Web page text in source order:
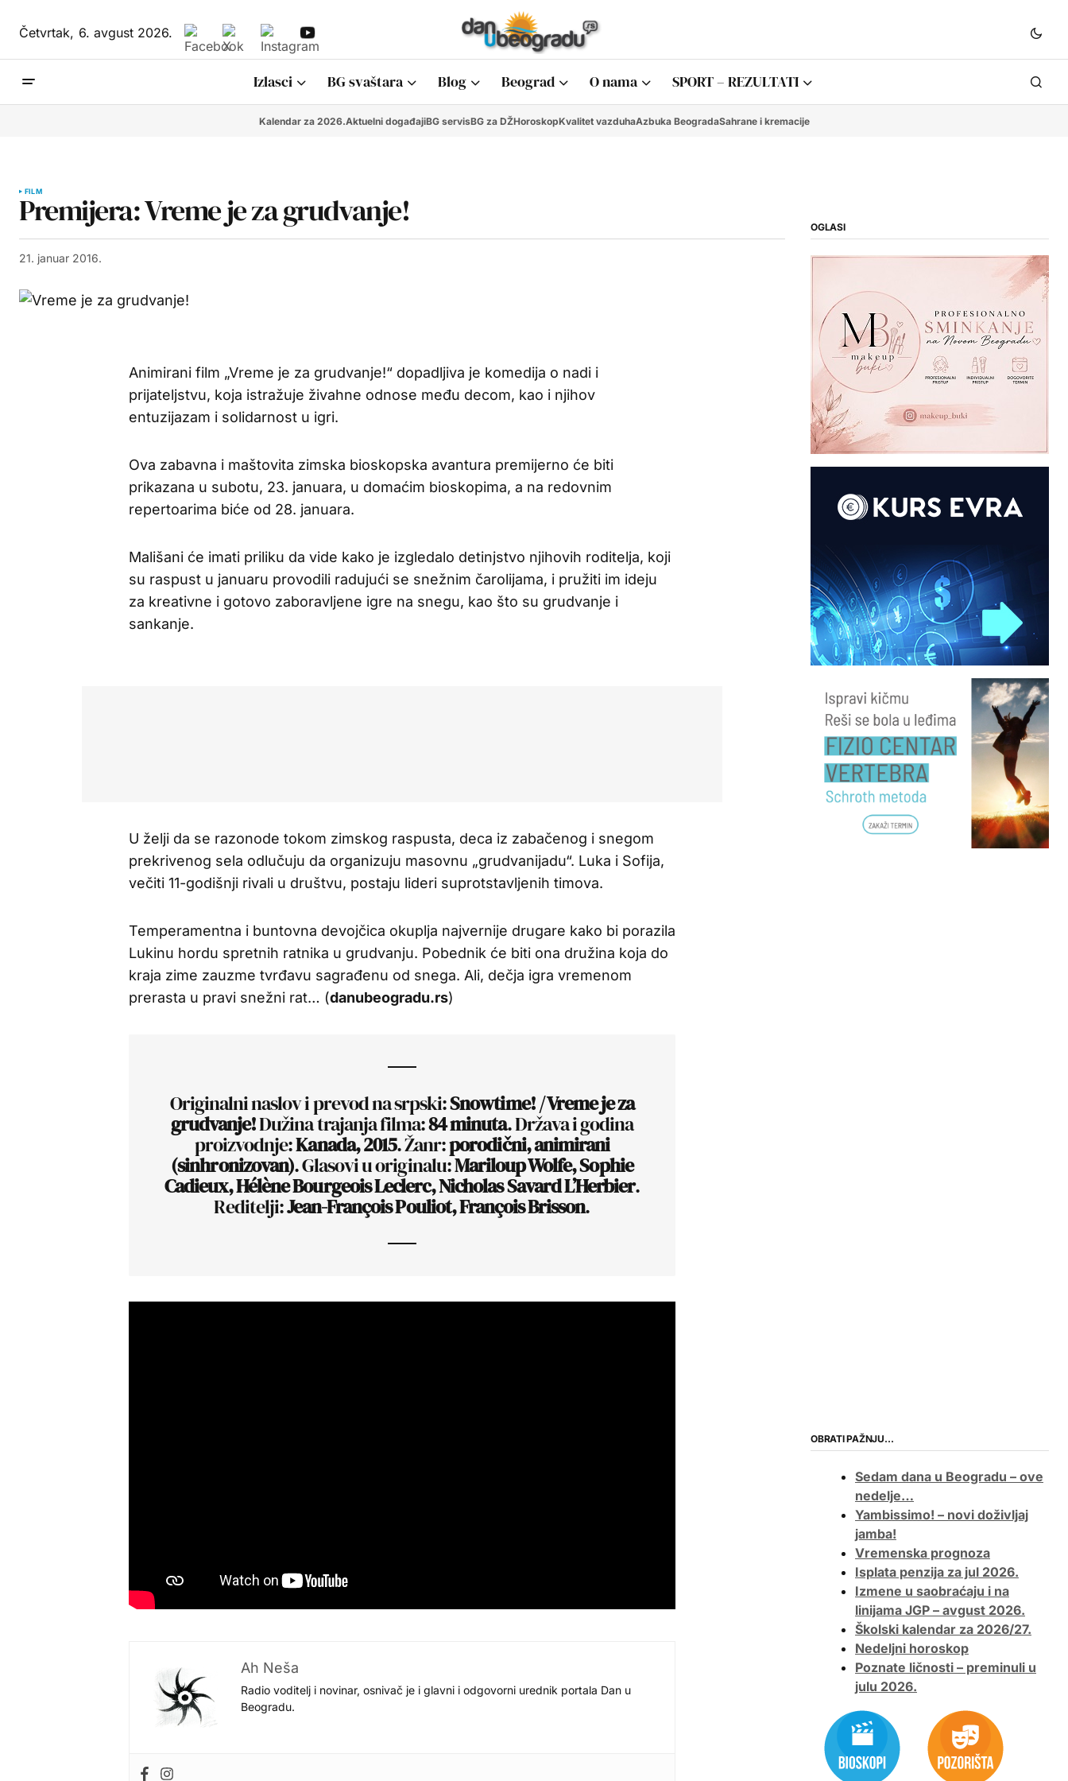
Četvrtak,6. avgust 2026.
Izlasci BG svaštara Blog Beograd O nama SPORT – REZULTATI
Kalendar za 2026.Aktuelni događajiBG servisBG za DŽHoroskopKvalitet vazduhaAzbuka BeogradaSahrane i kremacije
FILM
Premijera: Vreme je za grudvanje!
21. januar 2016.
Animirani film „Vreme je za grudvanje!“ dopadljiva je komedija o nadi i
prijateljstvu, koja istražuje živahne odnose među decom, kao i njihov
entuzijazam i solidarnost u igri.
Ova zabavna i maštovita zimska bioskopska avantura premijerno će biti
prikazana u subotu, 23. januara, u domaćim bioskopima, a na redovnim
repertoarima biće od 28. januara.
Mališani će imati priliku da vide kako je izgledalo detinjstvo njihovih roditelja, koji
su raspust u januaru provodili radujući se snežnim čarolijama, i pružiti im ideju
za kreativne i gotovo zaboravljene igre na snegu, kao što su grudvanje i
sankanje.
U želji da se razonode tokom zimskog raspusta, deca iz zabačenog i snegom
prekrivenog sela odlučuju da organizuju masovnu „grudvanijadu“. Luka i Sofija,
večiti 11-godišnji rivali u društvu, postaju lideri suprotstavljenih timova.
Temperamentna i buntovna devojčica okuplja najvernije drugare kako bi porazila
Lukinu hordu spretnih ratnika u grudvanju. Pobednik će biti ona družina koja do
kraja zime zauzme tvrđavu sagrađenu od snega. Ali, dečja igra vremenom
prerasta u pravi snežni rat… (danubeogradu.rs)
Originalni naslov i prevod na srpski:Snowtime! / Vreme je za
grudvanje!Dužina trajanja filma:84 minuta. Država i godina
proizvodnje:Kanada, 2015. Žanr:porodični, animirani
(sinhronizovan). Glasovi u originalu:Mariloup Wolfe, Sophie
Cadieux, Hélène Bourgeois Leclerc, Nicholas Savard L’Herbier.
Reditelji:Jean-François Pouliot, François Brisson.
Ah Neša
Radio voditelj i novinar, osnivač je i glavni i odgovorni urednik portala Dan u
Beogradu.
OGLASI
OBRATI PAŽNJU…
Sedam dana u Beogradu – ove
nedelje…
Yambissimo! – novi doživljaj
jamba!
Vremenska prognoza
Isplata penzija za jul 2026.
Izmene u saobraćaju i na
linijama JGP – avgust 2026.
Školski kalendar za 2026/27.
Nedeljni horoskop
Poznate ličnosti – preminuli u
julu 2026.